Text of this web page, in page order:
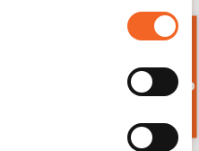
Fırsatlar
Bilgi İste